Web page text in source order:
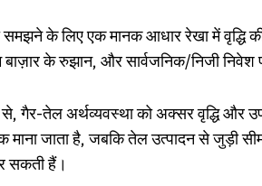
के लिए एक मानक आधार रेखा में वृद्धि
बाज़ार के रुझान, और सार्वजनिक/निजी निवेश
से, गैर-तेल अर्थव्यवस्था को अक्सर वृद्धि और
जाता है, जबकि तेल उत्पादन से जुड़ी
सकती हैं।